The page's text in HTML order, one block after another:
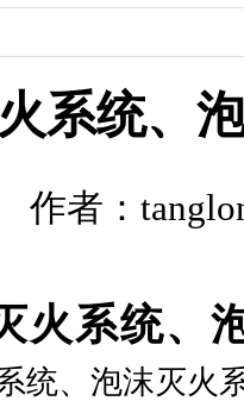
系统、
作者：
火系统、
统、泡沫灭火